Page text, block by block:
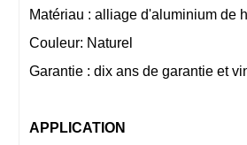
Matériau : alliage d'aluminium de
Couleur: Naturel
Garantie : dix ans de garantie et
APPLICATION